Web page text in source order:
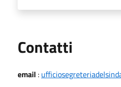
Contatti
email :